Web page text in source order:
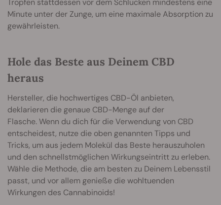
Minute unter der Zunge, um eine maximale Absorption zu
gewährleisten.
Hole das Beste aus Deinem CBD
heraus
Hersteller, die hochwertiges CBD-Öl anbieten,
deklarieren die genaue CBD-Menge auf der
Flasche. Wenn du dich für die Verwendung von CBD
entscheidest, nutze die oben genannten Tipps und
Tricks, um aus jedem Molekül das Beste herauszuholen
und den schnellstmöglichen Wirkungseintritt zu erleben.
Wähle die Methode, die am besten zu Deinem Lebensstil
passt, und vor allem genieße die wohltuenden
Wirkungen des Cannabinoids!